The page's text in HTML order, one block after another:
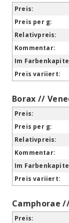
Borax //
Camphorae